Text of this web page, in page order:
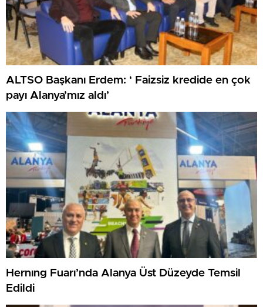
ALTSO Başkanı Erdem: ‘ Faizsiz kredide en çok
payı Alanya’mız aldı’
Hernıng Fuarı’nda Alanya Üst Düzeyde Temsil
Edildi